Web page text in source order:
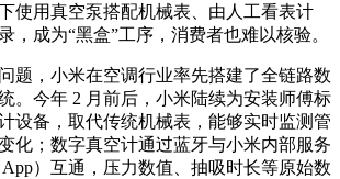
使用真空泵搭配机械表、由人工看表计
，成为“黑盒”工序，消费者也难以核验。
题，小米在空调行业率先搭建了全链路数
。今年 2 月前后，小米陆续为安装师傅标
设备，取代传统机械表，能够实时监测管
化；数字真空计通过蓝牙与小米内部服务
）互通，压力数值、抽吸时长等原始数